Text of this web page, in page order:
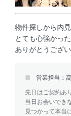
物件探しから内
とても心強かった
ありがとうござ
営業担当：
先日はご契約あ
当日お会いでき
見つかって本当